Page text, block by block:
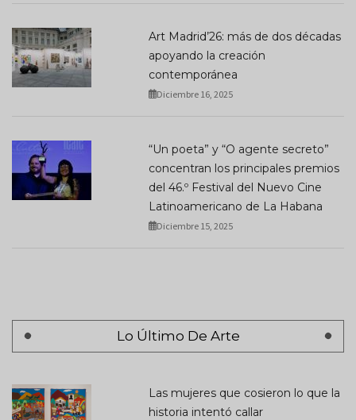
Art Madrid’26: más de dos décadas
apoyando la creación
contemporánea
Diciembre 16, 2025
“Un poeta” y “O agente secreto”
concentran los principales premios
del 46.º Festival del Nuevo Cine
Latinoamericano de La Habana
Diciembre 15, 2025
Lo Último De Arte
Las mujeres que cosieron lo que la
historia intentó callar